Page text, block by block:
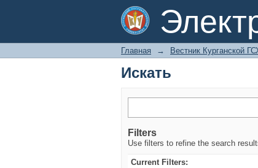
Искать
Главная → Вестник Курганской
Искать
Filters
Use filters to refine the search
Current Filters: